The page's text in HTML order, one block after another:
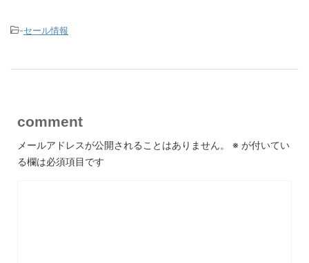
-セール情報
comment
メールアドレスが公開されることはありません。 ※ が付いてい
る欄は必須項目です